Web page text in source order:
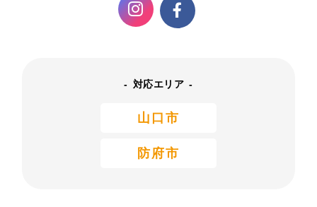
対応エリア
山口市
防府市